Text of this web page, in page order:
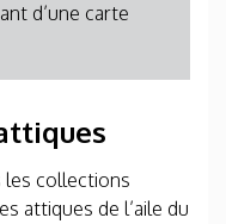
d’une carte
les collections
attiques de l’aile du